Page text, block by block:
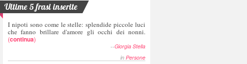
Ultime 5 frasi inserite
I nipoti sono come le stelle: splendide piccole luci
che fanno brillare d'amore gli occhi dei nonni.
(continua)
--Giorgia Stella
in Persone